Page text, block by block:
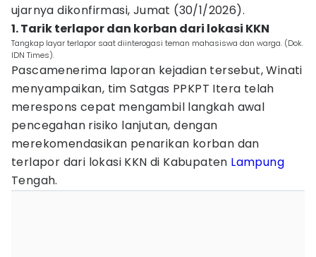
ujarnya dikonfirmasi, Jumat (30/1/2026).
1. Tarik terlapor dan korban dari lokasi KKN
Tangkap layar terlapor saat diinterogasi teman mahasiswa dan warga. (Dok.
IDN Times).
Pascamenerima laporan kejadian tersebut, Winati
menyampaikan, tim Satgas PPKPT Itera telah
merespons cepat mengambil langkah awal
pencegahan risiko lanjutan, dengan
merekomendasikan penarikan korban dan
terlapor dari lokasi KKN di Kabupaten Lampung
Tengah.